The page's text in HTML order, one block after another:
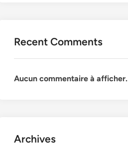
Recent Comments
Aucun commentaire à afficher.
Archives